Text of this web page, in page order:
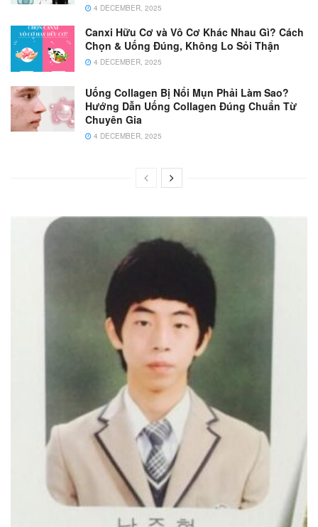
4 DECEMBER, 2025
Canxi Hữu Cơ và Vô Cơ Khác Nhau Gì? Cách
Chọn & Uống Đúng, Không Lo Sỏi Thận
4 DECEMBER, 2025
Uống Collagen Bị Nổi Mụn Phải Làm Sao?
Hướng Dẫn Uống Collagen Đúng Chuẩn Từ
Chuyên Gia
4 DECEMBER, 2025